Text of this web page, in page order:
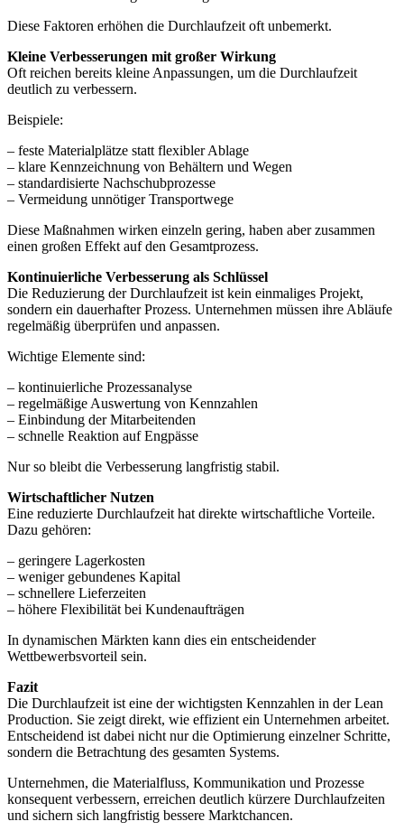
Diese Faktoren erhöhen die Durchlaufzeit oft unbemerkt.
Kleine Verbesserungen mit großer Wirkung
Oft reichen bereits kleine Anpassungen, um die Durchlaufzeit
deutlich zu verbessern.
Beispiele:
– feste Materialplätze statt flexibler Ablage
– klare Kennzeichnung von Behältern und Wegen
– standardisierte Nachschubprozesse
– Vermeidung unnötiger Transportwege
Diese Maßnahmen wirken einzeln gering, haben aber zusammen
einen großen Effekt auf den Gesamtprozess.
Kontinuierliche Verbesserung als Schlüssel
Die Reduzierung der Durchlaufzeit ist kein einmaliges Projekt,
sondern ein dauerhafter Prozess. Unternehmen müssen ihre Abläufe
regelmäßig überprüfen und anpassen.
Wichtige Elemente sind:
– kontinuierliche Prozessanalyse
– regelmäßige Auswertung von Kennzahlen
– Einbindung der Mitarbeitenden
– schnelle Reaktion auf Engpässe
Nur so bleibt die Verbesserung langfristig stabil.
Wirtschaftlicher Nutzen
Eine reduzierte Durchlaufzeit hat direkte wirtschaftliche Vorteile.
Dazu gehören:
– geringere Lagerkosten
– weniger gebundenes Kapital
– schnellere Lieferzeiten
– höhere Flexibilität bei Kundenaufträgen
In dynamischen Märkten kann dies ein entscheidender
Wettbewerbsvorteil sein.
Fazit
Die Durchlaufzeit ist eine der wichtigsten Kennzahlen in der Lean
Production. Sie zeigt direkt, wie effizient ein Unternehmen arbeitet.
Entscheidend ist dabei nicht nur die Optimierung einzelner Schritte,
sondern die Betrachtung des gesamten Systems.
Unternehmen, die Materialfluss, Kommunikation und Prozesse
konsequent verbessern, erreichen deutlich kürzere Durchlaufzeiten
und sichern sich langfristig bessere Marktchancen.